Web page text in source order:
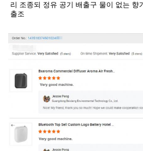
리 조종되 정유 공기 배출구 물이 없는 향
출조